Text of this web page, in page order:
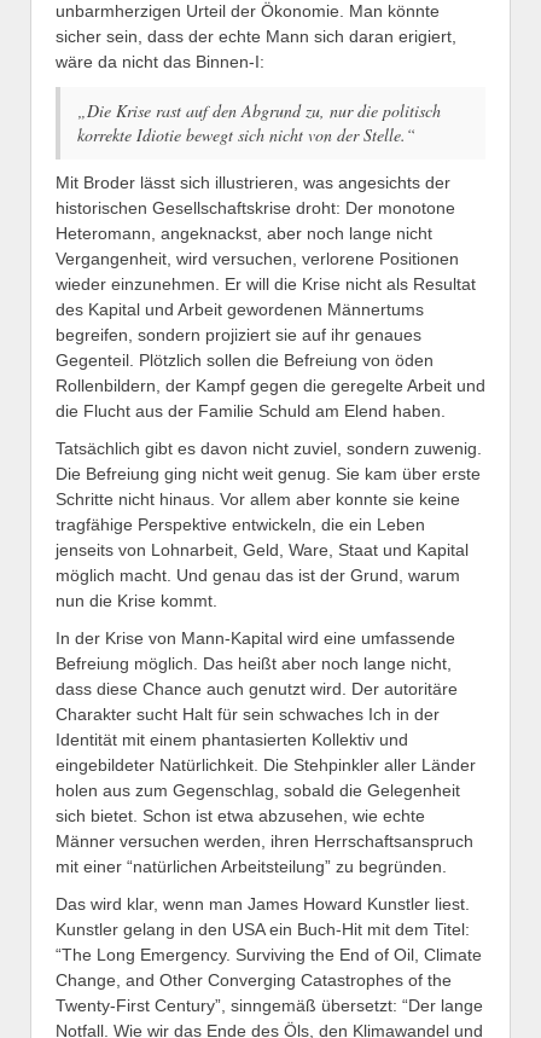
unbarmherzigen Urteil der Ökonomie. Man könnte
sicher sein, dass der echte Mann sich daran erigiert,
wäre da nicht das Binnen-I:
„Die Krise rast auf den Abgrund zu, nur die politisch
korrekte Idiotie bewegt sich nicht von der Stelle.“
Mit Broder lässt sich illustrieren, was angesichts der
historischen Gesellschaftskrise droht: Der monotone
Heteromann, angeknackst, aber noch lange nicht
Vergangenheit, wird versuchen, verlorene Positionen
wieder einzunehmen. Er will die Krise nicht als Resultat
des Kapital und Arbeit gewordenen Männertums
begreifen, sondern projiziert sie auf ihr genaues
Gegenteil. Plötzlich sollen die Befreiung von öden
Rollenbildern, der Kampf gegen die geregelte Arbeit und
die Flucht aus der Familie Schuld am Elend haben.
Tatsächlich gibt es davon nicht zuviel, sondern zuwenig.
Die Befreiung ging nicht weit genug. Sie kam über erste
Schritte nicht hinaus. Vor allem aber konnte sie keine
tragfähige Perspektive entwickeln, die ein Leben
jenseits von Lohnarbeit, Geld, Ware, Staat und Kapital
möglich macht. Und genau das ist der Grund, warum
nun die Krise kommt.
In der Krise von Mann-Kapital wird eine umfassende
Befreiung möglich. Das heißt aber noch lange nicht,
dass diese Chance auch genutzt wird. Der autoritäre
Charakter sucht Halt für sein schwaches Ich in der
Identität mit einem phantasierten Kollektiv und
eingebildeter Natürlichkeit. Die Stehpinkler aller Länder
holen aus zum Gegenschlag, sobald die Gelegenheit
sich bietet. Schon ist etwa abzusehen, wie echte
Männer versuchen werden, ihren Herrschaftsanspruch
mit einer “natürlichen Arbeitsteilung” zu begründen.
Das wird klar, wenn man James Howard Kunstler liest.
Kunstler gelang in den USA ein Buch-Hit mit dem Titel:
“The Long Emergency. Surviving the End of Oil, Climate
Change, and Other Converging Catastrophes of the
Twenty-First Century”, sinngemäß übersetzt: “Der lange
Notfall. Wie wir das Ende des Öls, den Klimawandel und